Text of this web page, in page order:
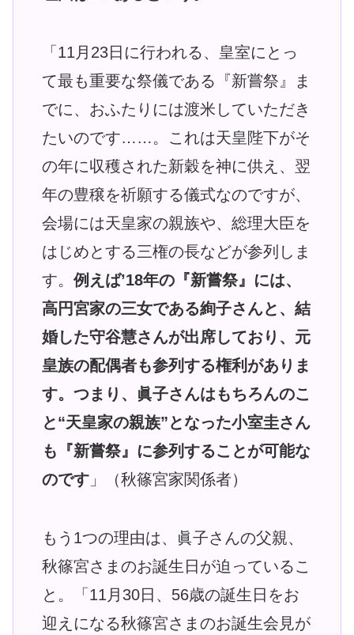
「11月23日に行われる、皇室にとっ
て最も重要な祭儀である『新嘗祭』ま
でに、おふたりには渡米していただき
たいのです……。これは天皇陛下がそ
の年に収穫された新穀を神に供え、翌
年の豊穣を祈願する儀式なのですが、
会場には天皇家の親族や、総理大臣を
はじめとする三権の長などが参列しま
す。 例えば’18年の『新嘗祭』には、
高円宮家の三女である絢子さんと、結
婚した守谷慧さんが出席しており、元
皇族の配偶者も参列する権利がありま
す。つまり、眞子さんはもちろんのこ
と“天皇家の親族”となった小室圭さん
も『新嘗祭』に参列することが可能な
のです 」（秋篠宮家関係者）
もう1つの理由は、眞子さんの父親、
秋篠宮さまのお誕生日が迫っているこ
と。「11月30日、56歳の誕生日をお
迎えになる秋篠宮さまのお誕生会見が